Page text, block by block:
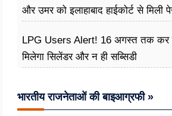
और उमर को इलाहाबाद हाईकोर्ट से मिली
LPG Users Alert! 16 अगस्त तक कर
मिलेगा सिलेंडर और न ही सब्सिडी
भारतीय राजनेताओं की बाइआग्रफी »